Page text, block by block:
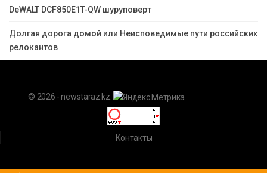
DeWALT DCF850E1T-QW шуруповерт
Долгая дорога домой или Неисповедимые пути российских
релокантов
© 2026 - newstaraz.kz.
Контакты